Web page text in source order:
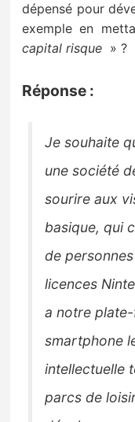
dépensé pour
exemple en
capital risque » ?
Réponse :
Je souhaite
une société
sourire aux
basique, qui
de
licences
a notre
smartphone
intellectuelle
parcs de